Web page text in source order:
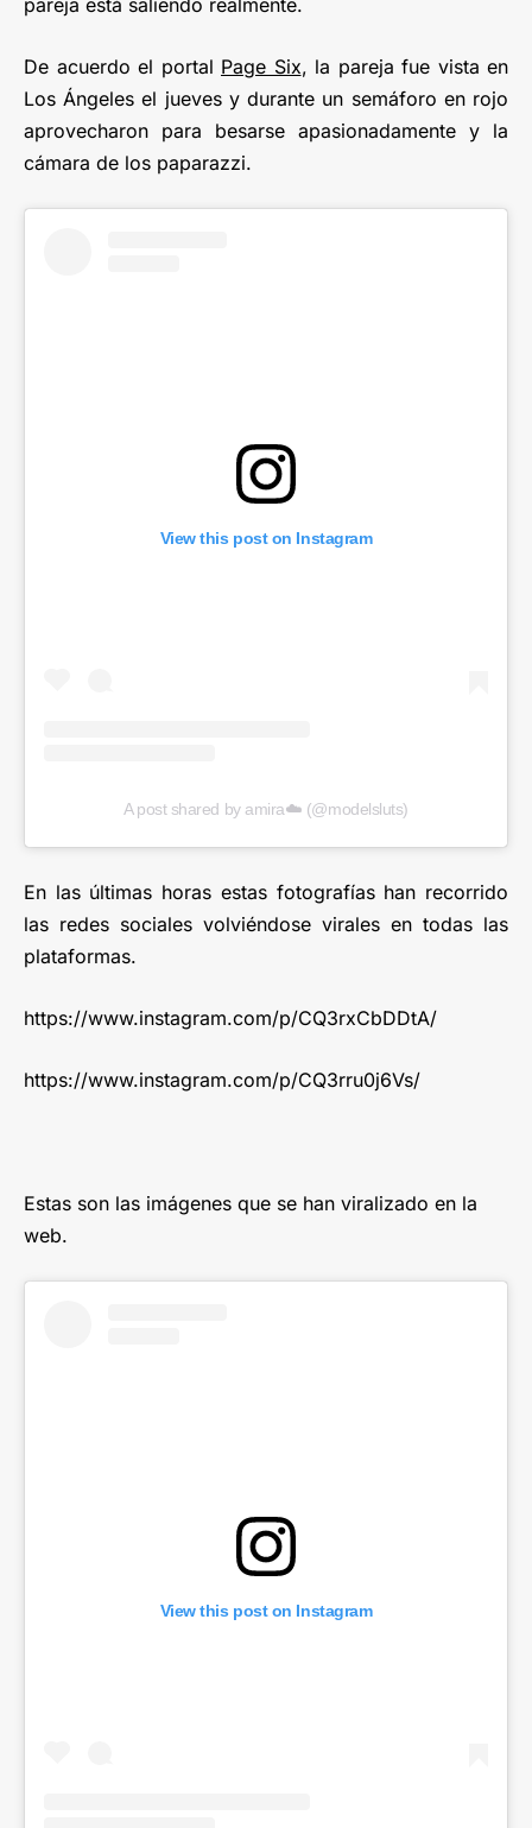
pareja está saliendo realmente.
De acuerdo el portal Page Six, la pareja fue vista en
Los Ángeles el jueves y durante un semáforo en rojo
aprovecharon para besarse apasionadamente y la
cámara de los paparazzi.
View this post on Instagram
A post shared by amira☁️ (@modelsluts)
En las últimas horas estas fotografías han recorrido
las redes sociales volviéndose virales en todas las
plataformas.
https://www.instagram.com/p/CQ3rxCbDDtA/
https://www.instagram.com/p/CQ3rru0j6Vs/
Estas son las imágenes que se han viralizado en la
web.
View this post on Instagram